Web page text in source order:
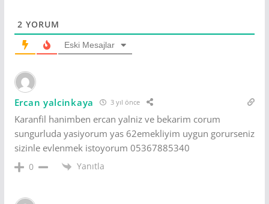
2 YORUM
Eski Mesajlar
Ercan yalcinkaya 3 yıl önce
Karanfil hanimben ercan yalniz ve bekarim corum
sungurluda yasiyorum yas 62emekliyim uygun gorurseniz
sizinle evlenmek istoyorum 05367885340
0 Yanıtla